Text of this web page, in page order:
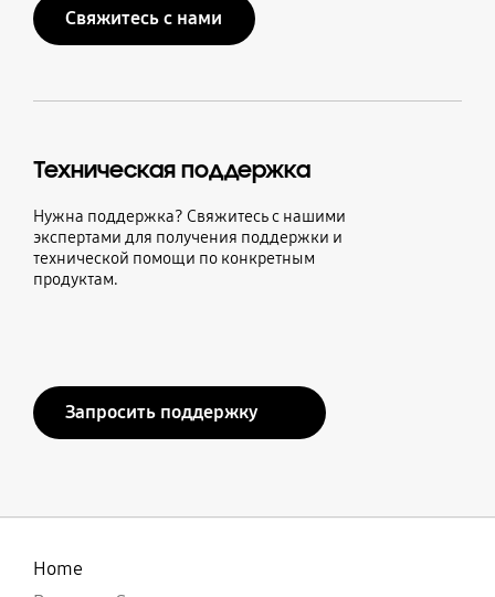
Свяжитесь с нами
Техническая поддержка
Нужна поддержка? Свяжитесь с нашими
экспертами для получения поддержки и
технической помощи по конкретным
продуктам.
Запросить поддержку
Home